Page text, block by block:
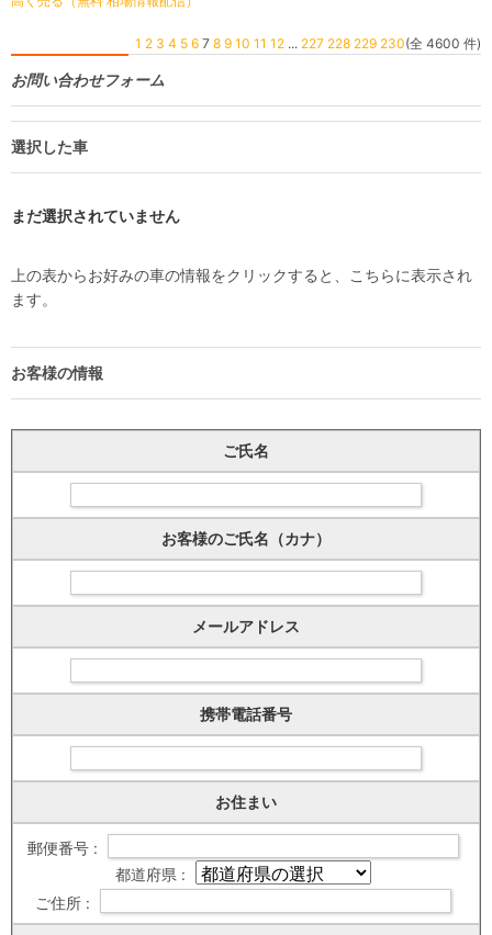
1 2 3 4 5 6 7 8 9 10 11 12 ... 227 228 229 230(全 4600 件)
お問い合わせフォーム
選択した車
まだ選択されていません
上の表からお好みの車の情報をクリックすると、こちらに表示され
ます。
お客様の情報
ご氏名
お客様のご氏名（カナ）
メールアドレス
携帯電話番号
お住まい
郵便番号 :
都道府県 :
ご住所 :